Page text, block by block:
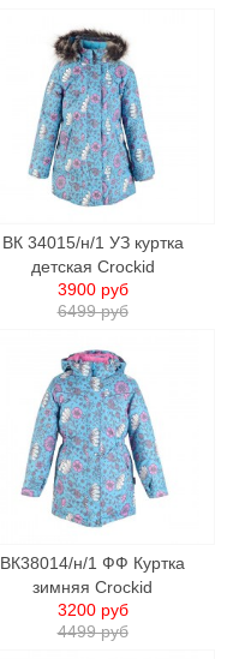
ВК 34015/н/1 УЗ куртка
детcкая Crockid
6499 руб
3900 руб
ВК38014/н/1 ФФ Куртка
зимняя Crockid
4499 руб
3200 руб